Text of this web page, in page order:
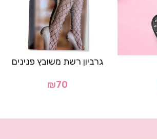
גרביון רשת משובץ פנינים
₪70